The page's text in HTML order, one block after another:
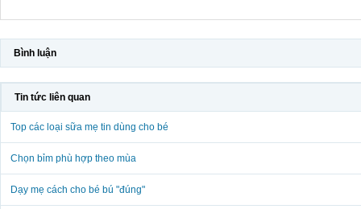
Bình luận
Tin tức liên quan
Top các loại sữa mẹ tin dùng cho bé
Chọn bỉm phù hợp theo mùa
Dạy mẹ cách cho bé bú "đúng"